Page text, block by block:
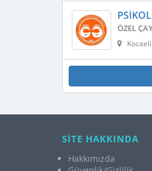
ÖZEL
Kocaeli
SİTE HAKKINDA
Hakkımızda